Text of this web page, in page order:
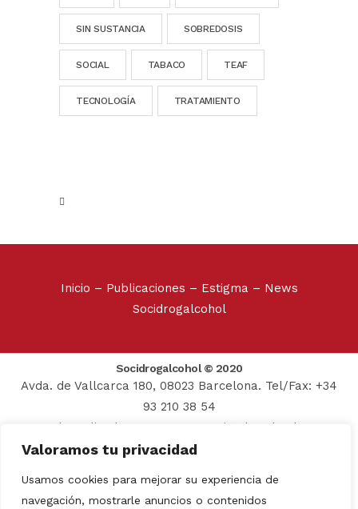
Valoramos tu privacidad
Usamos cookies para mejorar su experiencia de
navegación, mostrarle anuncios o contenidos
SIN SUSTANCIA SOBREDOSIS
SOCIAL TABACO TEAF
TECNOLOGÍA TRATAMIENTO
Inicio – Publicaciones – Estigma – News
Socidrogalcohol
Socidrogalcohol © 2020
Avda. de Vallcarca 180, 08023 Barcelona. Tel/Fax: +34
93 210 38 54
Web realizada por:
Grupo Prosistel Technology
Consulting
Aviso Legal–
Política de privacidad